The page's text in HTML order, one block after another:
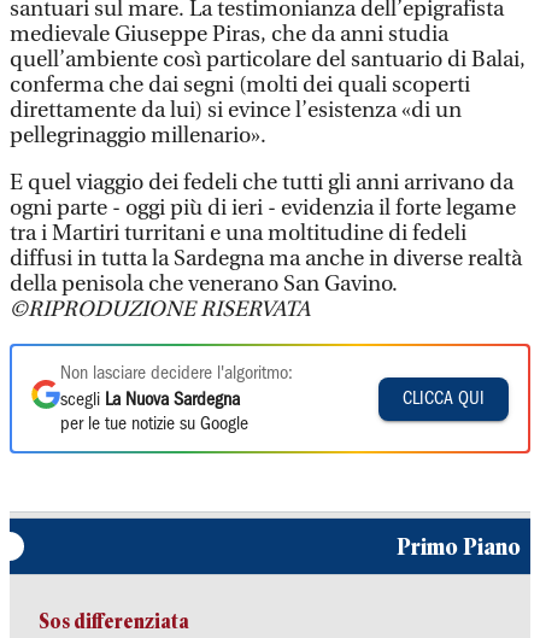
santuari sul mare. La testimonianza dell’epigrafista
medievale Giuseppe Piras, che da anni studia
quell’ambiente così particolare del santuario di Balai,
conferma che dai segni (molti dei quali scoperti
direttamente da lui) si evince l’esistenza «di un
pellegrinaggio millenario».
E quel viaggio dei fedeli che tutti gli anni arrivano da
ogni parte - oggi più di ieri - evidenzia il forte legame
tra i Martiri turritani e una moltitudine di fedeli
diffusi in tutta la Sardegna ma anche in diverse realtà
della penisola che venerano San Gavino.
©RIPRODUZIONE RISERVATA
Non lasciare decidere l'algoritmo:
scegli La Nuova Sardegna
per le tue notizie su Google
CLICCA QUI
Primo Piano
Sos differenziata